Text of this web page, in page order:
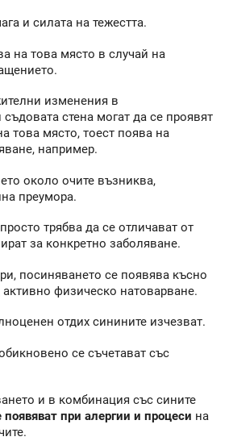
и силата на тежестта.
на това място в случай на
изменения в
стена могат да се проявят
това място, тоест поява на
например.
около очите възниква,
преумора.
трябва да се отличават от
за конкретно заболяване.
посиняването се появява късно
физическо натоварване.
отдих синините изчезват.
се съчетават със
и в комбинация със сините
появяват при алергии и процеси на